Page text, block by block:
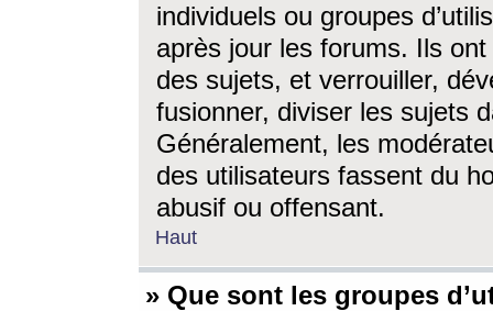
individuels ou groupes
après jour les forums. Ils ont
des sujets, et verrouiller,
fusionner, diviser les sujets
Généralement, les
des utilisateurs fassent du
abusif ou offensant.
Haut
» Que sont les groupes